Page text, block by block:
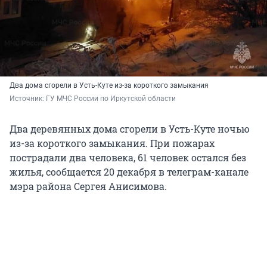
Два дома сгорели в Усть-Куте из-за короткого замыкания
Источник: ГУ МЧС России по Иркутской области
Два деревянных дома сгорели в Усть-Куте ночью
из-за короткого замыкания. При пожарах
пострадали два человека, 61 человек остался без
жилья, сообщается 20 декабря в телеграм-канале
мэра района Сергея Анисимова.